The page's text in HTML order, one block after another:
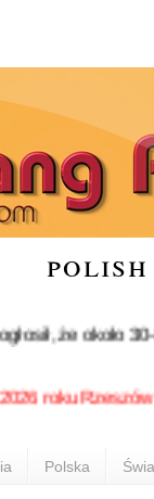
około
roku Rzeszów
Polska